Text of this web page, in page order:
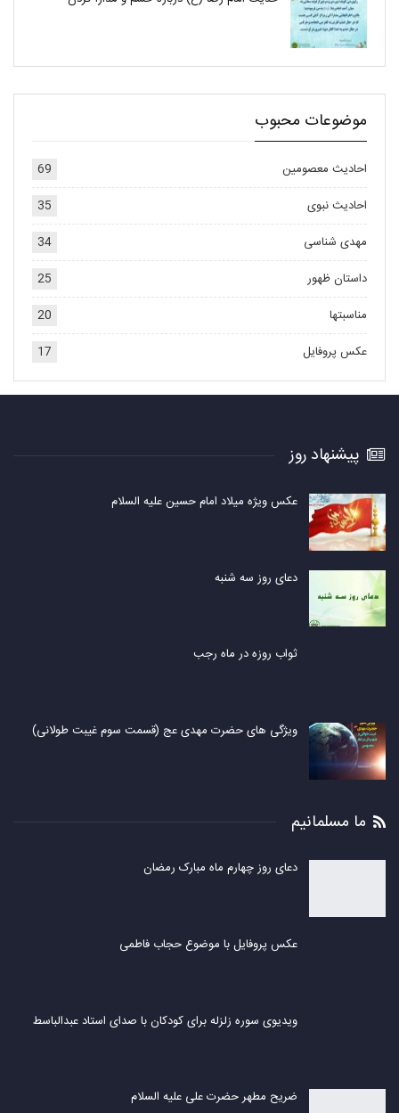
موضوعات محبوب
احادیث معصومین
69
احادیث نبوی
35
مهدی شناسی
34
داستان ظهور
25
مناسبتها
20
عکس پروفایل
17
پیشنهاد روز
عکس ویژه میلاد امام حسین علیه السلام
دعای روز سه شنبه
ثواب روزه در ماه رجب
ویژگی های حضرت مهدی عج (قسمت سوم غیبت طولانی)
ما مسلمانیم
دعای روز چهارم ماه مبارک رمضان
عکس پروفایل با موضوع حجاب فاطمی
ویدیوی سوره زلزله برای کودکان با صدای استاد عبدالباسط
ضریح مطهر حضرت علی علیه السلام